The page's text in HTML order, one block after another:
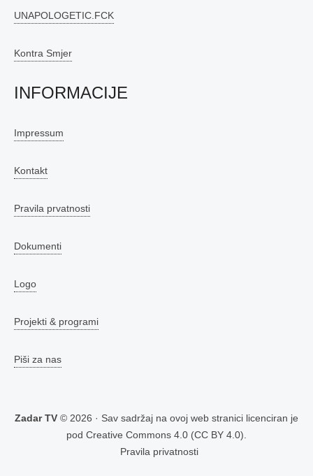
UNAPOLOGETIC.FCK
Kontra Smjer
INFORMACIJE
Impressum
Kontakt
Pravila prvatnosti
Dokumenti
Logo
Projekti & programi
Piši za nas
Zadar TV © 2026 · Sav sadržaj na ovoj web stranici licenciran je
pod Creative Commons 4.0 (CC BY 4.0)
Pravila privatnosti